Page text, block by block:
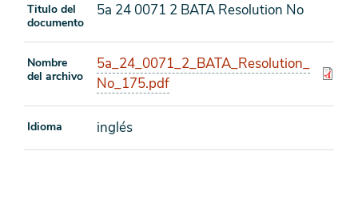
Titulo del
documento
5a 24 0071 2 BATA Resolution No
Nombre
del archivo
5a_24_0071_2_BATA_Resolution_
No_175.pdf
Idioma inglés